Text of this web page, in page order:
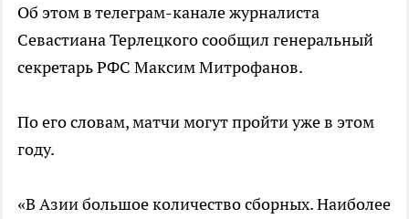
Об этом в телеграм-канале журналиста
Севастиана Терлецкого сообщил генеральный
секретарь РФС Максим Митрофанов.
По его словам, матчи могут пройти уже в этом
году.
«В Азии большое количество сборных. Наиболее